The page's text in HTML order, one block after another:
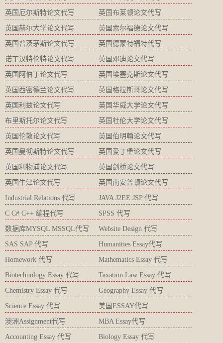
英国厄尔斯特论文代写 英国布莱顿论文代写
英国赫尔大学论文代写 英国索尔福德论文代写
英国普茨茅斯论文代写 英国德蒙特福特代写
诺丁汉特伦特论文代写 英国邓迪论文代写
英国阿伯丁论文代写 英国埃塞克斯论文代写
英国西密德兰论文代写 英国格拉斯哥论文代写
英国利兹论文代写 英国华威大学论文代写
布里斯托尔论文代写 英国杜伦大学论文代写
英国伦敦论文代写 英国伯明翰论文代写
英国曼彻斯特论文代写 英国爱丁堡论文代写
英国利物浦论文代写 英国剑桥论文代写
英国牛津论文代写 英国南安普顿论文代写
Industrial Relations 代写 JAVA J2EE JSP 代写
C C# C++ 编程代写 SPSS 代写
数据库MYSQL MSSQL代写 Website Design 代写
SAS SAP 代写 Humanities Essay代写
Homework 代写 Mathematics Essay 代写
Biotechnology Essay 代写 Taxation Law Essay 代写
Chemistry Essay 代写 Geography Essay 代写
Science Essay 代写 美国ESSAY代写
澳洲Assignment代写 MBA Essay代写
Accounting Essay 代写 Biology Essay 代写